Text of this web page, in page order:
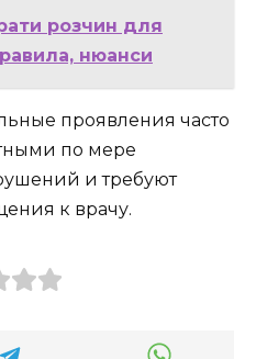
розчин для
нюанси
проявления часто
по мере
и требуют
к врачу.